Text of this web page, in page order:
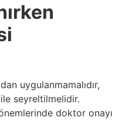
uygulanmamalıdır,
seyreltilmelidir.
doktor onayı